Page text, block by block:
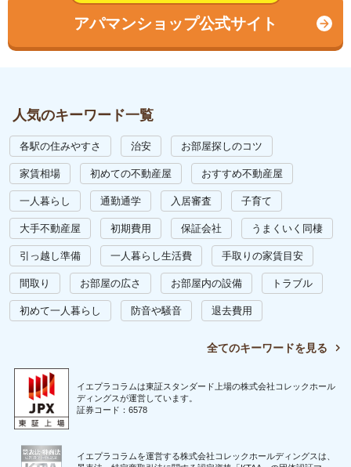
アパマンショップ公式サイト
人気のキーワード一覧
各駅の住みやすさ 治安 お部屋探しのコツ
家賃相場 初めての不動産屋 おすすめ不動産屋
一人暮らし 通勤通学 入居審査 子育て
大手不動産屋 初期費用 保証会社 うまくいく同棲
引っ越し準備 一人暮らし生活費 手取りの家賃目安
間取り お部屋の広さ お部屋内の設備 トラブル
初めて一人暮らし 防音や騒音 退去費用
全てのキーワードを見る
イエプラコラムは東証スタンダード上場の株式会社コレックホール
ディングスが運営しています。
証券コード：6578
イエプラコラムを運営する株式会社コレックホールディングスは、